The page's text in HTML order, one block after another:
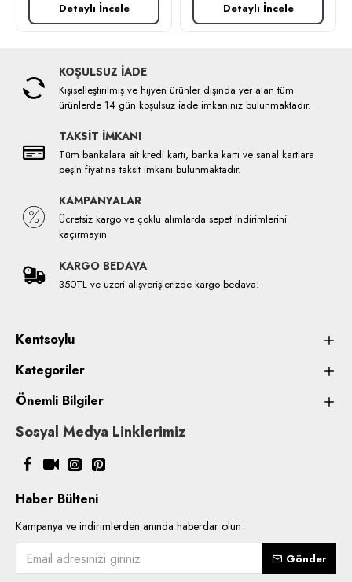
Detaylı İncele Detaylı İncele
KOŞULSUZ İADE
Kişiselleştirilmiş ve hijyen ürünler dışında yer alan tüm
ürünlerde 14 gün koşulsuz iade imkanınız bulunmaktadır.
TAKSİT İMKANI
Tüm bankalara ait kredi kartı, banka kartı ve sanal kartlara
peşin fiyatına taksit imkanı bulunmaktadır.
KAMPANYALAR
Ücretsiz kargo ve çoklu alımlarda sepet indirimlerini
kaçırmayın
KARGO BEDAVA
350TL ve üzeri alışverişlerizde kargo bedava!
Kentsoylu
Kategoriler
Önemli Bilgiler
Sosyal Medya Linklerimiz
Haber Bülteni
Kampanya ve indirimlerden anında haberdar olun
Gönder